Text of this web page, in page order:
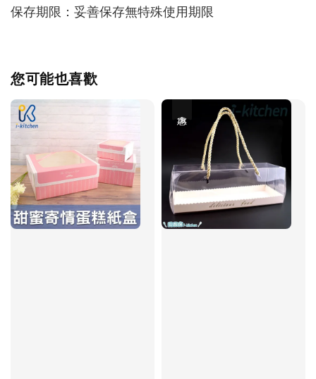
保存期限：妥善保存無特殊使用期限
您可能也喜歡